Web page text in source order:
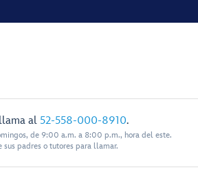
al 52-558-000-8910.
de 9:00 a.m. a 8:00 p.m., hora del este.
sus padres o tutores para llamar.